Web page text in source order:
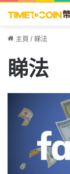
主頁 / 睇法
睇法